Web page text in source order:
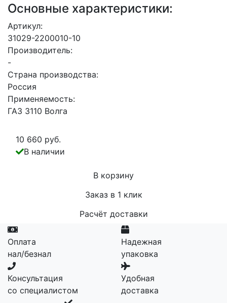
Основные характеристики:
Артикул:
31029-2200010-10
Производитель:
-
Страна производства:
Россия
Применяемость:
ГАЗ 3110 Волга
10 660 руб.
В наличии
В корзину
Заказ в 1 клик
Расчёт доставки
Оплата
нал/безнал
Надежная
упаковка
Консультация
со специалистом
Удобная
доставка